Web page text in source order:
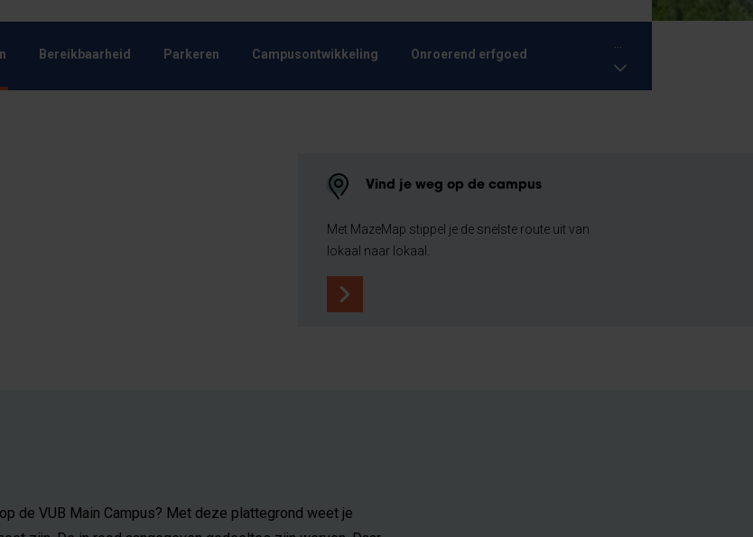
Bereikbaarheid Parkeren Campusontwikkeling Onroerend erfgoed
...
Vind je weg op de campus
Met MazeMap stippel je de snelste route uit van
lokaal naar lokaal.
de VUB Main Campus? Met deze plattegrond weet je